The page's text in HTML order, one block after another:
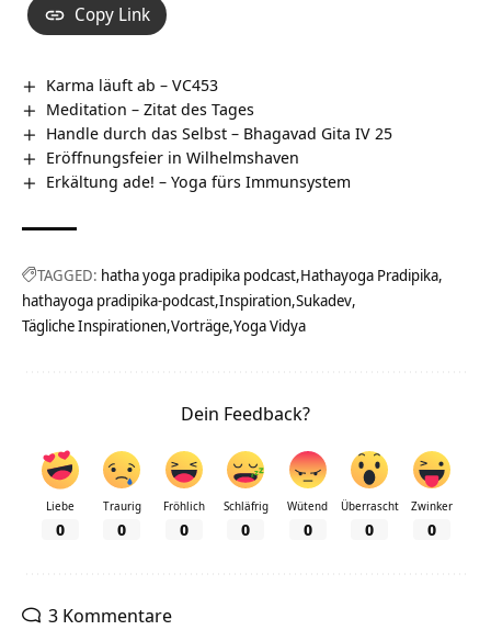
Copy Link
Karma läuft ab – VC453
Meditation – Zitat des Tages
Handle durch das Selbst – Bhagavad Gita IV 25
Eröffnungsfeier in Wilhelmshaven
Erkältung ade! – Yoga fürs Immunsystem
TAGGED: hatha yoga pradipika podcast Hathayoga Pradipika
hathayoga pradipika-podcast Inspiration Sukadev
Tägliche Inspirationen Vorträge Yoga Vidya
Dein Feedback?
Liebe
0
Traurig
0
Fröhlich
0
Schläfrig
0
Wütend
0
Überrascht
0
Zwinker
0
3 Kommentare